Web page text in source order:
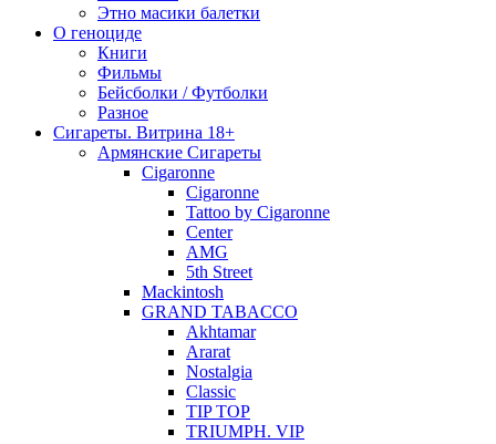
Этно масики балетки
О геноциде
Книги
Фильмы
Бейсболки / Футболки
Разное
Сигареты. Витрина 18+
Армянские Сигареты
Cigaronne
Cigaronne
Tattoo by Cigaronne
Center
AMG
5th Street
Mackintosh
GRAND TABACCO
Akhtamar
Ararat
Nostalgia
Classic
TIP TOP
TRIUMPH. VIP